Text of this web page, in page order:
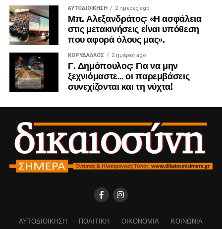
ΑΥΤΟΔΙΟΊΚΗΣΗ 2 ημέρες ago
Μπ. Αλεξανδράτος: «Η ασφάλεια
στις μετακινήσεις είναι υπόθεση
που αφορά όλους μας».
ΚΟΡΥΔΑΛΛΟΣ 2 ημέρες ago
Γ. Δημόπουλος: Για να μην
ξεχνιόμαστε… οι παρεμβάσεις
συνεχίζονται και τη νύχτα!
ΑΥΤΟΔΙΟΊΚΗΣΗ ΠΟΛΙΤΙΚΉ ΟΙΚΟΝΟΜΊΑ ΚΟΙΝΩΝΊΑ